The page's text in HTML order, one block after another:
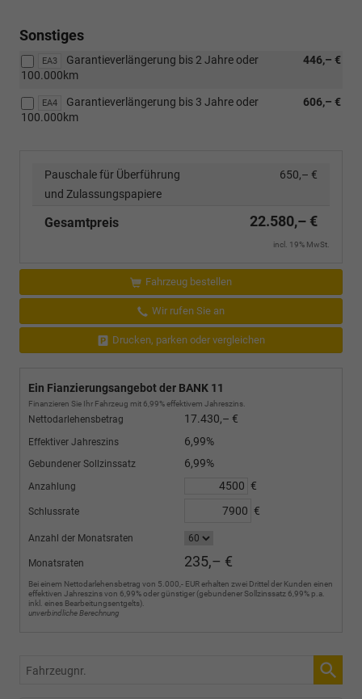
Sonstiges
EA3 446,– €
Garantieverlängerung bis 2 Jahre oder
100.000km
EA4 606,– €
Garantieverlängerung bis 3 Jahre oder
100.000km
Pauschale für Überführung
und Zulassungspapiere
650,– €
Gesamtpreis 22.580,– €
incl. 19% MwSt.
Fahrzeug bestellen
Wir rufen Sie an
Drucken, parken oder vergleichen
Ein Fianzierungsangebot der BANK 11
Finanzieren Sie Ihr Fahrzeug mit 6,99% effektivem Jahreszins.
Nettodarlehensbetrag 17.430,– €
Effektiver Jahreszins 6,99%
Gebundener Sollzinssatz 6,99%
Anzahlung €
Schlussrate €
Anzahl der Monatsraten
Monatsraten 235,– €
Bei einem Nettodarlehensbetrag von 5.000,- EUR erhalten zwei Drittel der Kunden einen
effektiven Jahreszins von 6,99% oder günstiger (gebundener Sollzinssatz 6,99% p.a.
inkl. eines Bearbeitungsentgelts).
unverbindliche Berechnung
Fahrzeugnr.